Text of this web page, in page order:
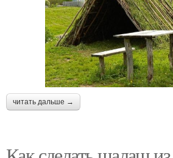
читать дальше →